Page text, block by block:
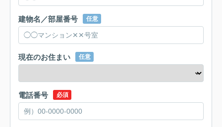
建物名／部屋番号 任意
現在のお住まい 任意
電話番号 必須